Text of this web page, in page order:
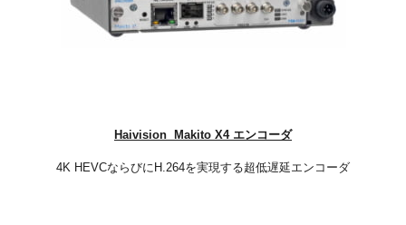
​Haivision Makito X4 エンコーダ​
4K HEVCならびにH.264を実現する超低遅延エンコーダ​